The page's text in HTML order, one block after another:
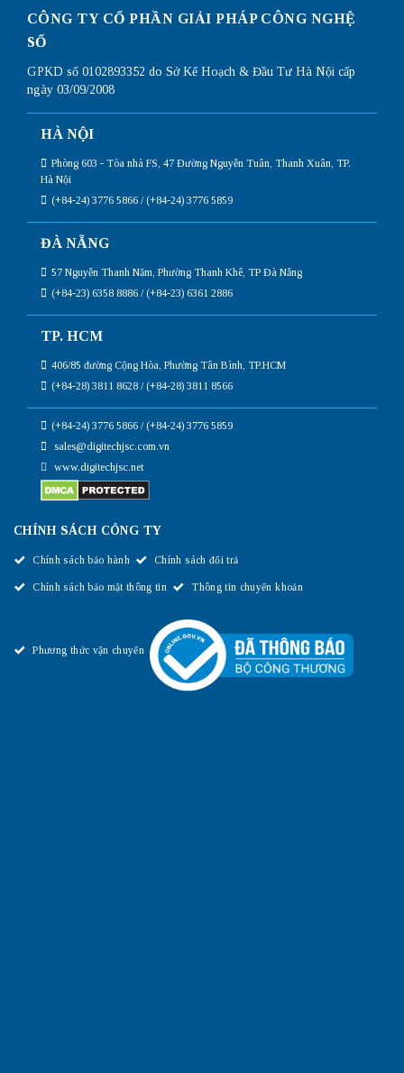
CÔNG TY CỔ PHẦN GIẢI PHÁP CÔNG NGHỆ
SỐ
GPKD số 0102893352 do Sở Kế Hoạch & Đầu Tư Hà Nội cấp
ngày 03/09/2008
HÀ NỘI
Phòng 603 - Tòa nhà FS, 47 Đường Nguyễn Tuân, Thanh Xuân, TP.
Hà Nội
(+84-24) 3776 5866 / (+84-24) 3776 5859
ĐÀ NẴNG
57 Nguyễn Thanh Năm, Phường Thanh Khê, TP Đà Nẵng
(+84-23) 6358 8886 / (+84-23) 6361 2886
TP. HCM
406/85 đường Cộng Hòa, Phường Tân Bình, TP.HCM
(+84-28) 3811 8628 / (+84-28) 3811 8566
(+84-24) 3776 5866 / (+84-24) 3776 5859
sales@digitechjsc.com.vn
www.digitechjsc.net
CHÍNH SÁCH CÔNG TY
Chính sách bảo hành Chính sách đổi trả
Chính sách bảo mật thông tin Thông tin chuyển khoản
Phương thức vận chuyển